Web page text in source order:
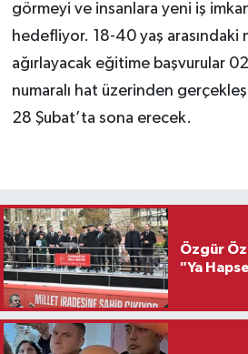
görmeyi ve insanlara yeni iş
hedefliyor. 18-40 yaş arasındaki
ağırlayacak eğitime başvurular
numaralı hat üzerinden
28 Şubat’ta sona erecek.
Özgür
"Ya